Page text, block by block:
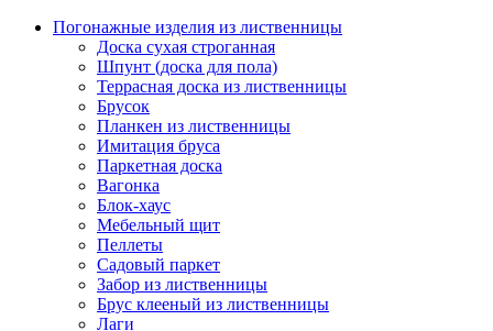
Погонажные изделия из лиственницы
Доска сухая строганная
Шпунт (доска для пола)
Террасная доска из лиственницы
Брусок
Планкен из лиственницы
Имитация бруса
Паркетная доска
Вагонка
Блок-хаус
Мебельный щит
Пеллеты
Садовый паркет
Забор из лиственницы
Брус клееный из лиственницы
Лаги